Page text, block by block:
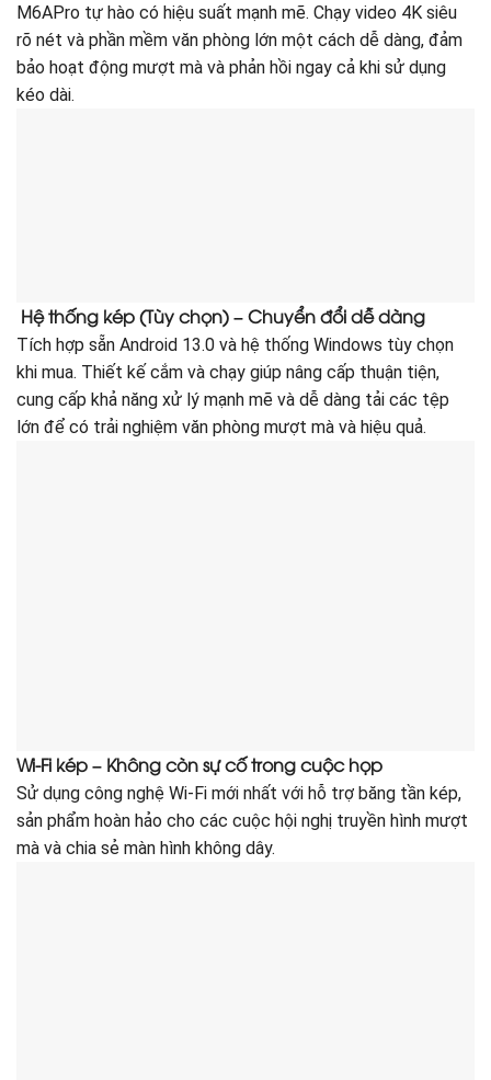
M6APro tự hào có hiệu suất mạnh mẽ. Chạy video 4K siêu
rõ nét và phần mềm văn phòng lớn một cách dễ dàng, đảm
bảo hoạt động mượt mà và phản hồi ngay cả khi sử dụng
kéo dài.
Hệ thống kép (Tùy chọn) – Chuyển đổi dễ dàng
Tích hợp sẵn Android 13.0 và hệ thống Windows tùy chọn
khi mua. Thiết kế cắm và chạy giúp nâng cấp thuận tiện,
cung cấp khả năng xử lý mạnh mẽ và dễ dàng tải các tệp
lớn để có trải nghiệm văn phòng mượt mà và hiệu quả.
Wi-Fi kép – Không còn sự cố trong cuộc họp
Sử dụng công nghệ Wi-Fi mới nhất với hỗ trợ băng tần kép,
sản phẩm hoàn hảo cho các cuộc hội nghị truyền hình mượt
mà và chia sẻ màn hình không dây.